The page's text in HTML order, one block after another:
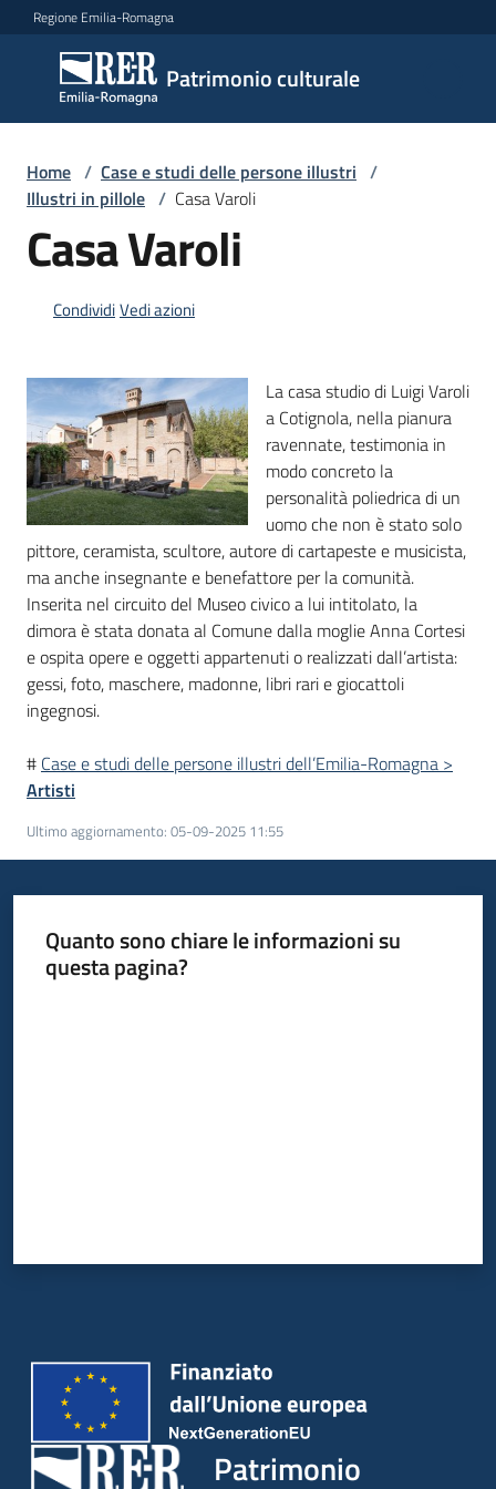
Vai al contenuto
Vai alla navigazione
Vai al footer
Regione Emilia-Romagna
Patrimonio culturale
Patrimonio
culturale
Argomenti
Servizi
Leggi
Atti
Bandi
Piani
Programmi
Progetti
Giuseppe
Guglielmi
Seguici
Home / Case e studi delle persone illustri /
Illustri in pillole / Casa Varoli
Casa Varoli
CondividiVedi azioni
La casa studio di Luigi Varoli
a Cotignola, nella pianura
ravennate, testimonia in
modo concreto la
personalità poliedrica di un
uomo che non è stato solo
pittore, ceramista, scultore, autore di cartapeste e musicista,
ma anche insegnante e benefattore per la comunità.
Inserita nel circuito del Museo civico a lui intitolato, la
dimora è stata donata al Comune dalla moglie Anna Cortesi
e ospita opere e oggetti appartenuti o realizzati dall’artista:
gessi, foto, maschere, madonne, libri rari e giocattoli
ingegnosi.
# Case e studi delle persone illustri dell’Emilia-Romagna >
Artisti
Ultimo aggiornamento: 05-09-2025 11:55
Quanto sono chiare le informazioni su
questa pagina?
Patrimonio